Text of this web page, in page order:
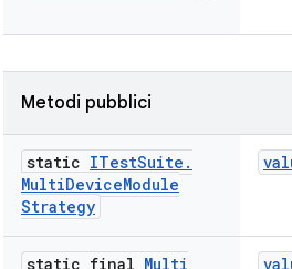
Metodi pubblici
static ITestSuite .
MultiDeviceModule
Strategy
static final Multi